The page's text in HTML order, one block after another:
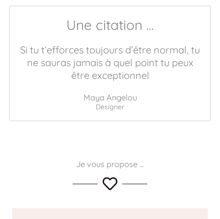
Une citation ...
Si tu t’efforces toujours d’être normal, tu
ne sauras jamais à quel point tu peux
être exceptionnel
Maya Angelou
Designer
Je vous propose ...